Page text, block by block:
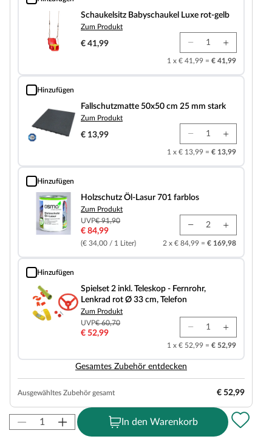
Schaukelsitz Babyschaukel Luxe rot-gelb
Schaukelsitz Babyschaukel Luxe rot-gelb
Zum Produkt
€ 41,99
1 x € 41,99 = € 41,99
Hinzufügen
Fallschutzmatte 50x50 cm 25 mm stark
Fallschutzmatte 50x50 cm 25 mm stark
Zum Produkt
€ 13,99
1 x € 13,99 = € 13,99
Hinzufügen
Holzschutz Öl-Lasur 701 farblos
Holzschutz Öl-Lasur 701 farblos
Zum Produkt
UVP€ 91,90
€ 84,99
(€ 34,00 / 1 Liter) 2 x € 84,99 = € 169,98
Hinzufügen
Spielset 2 inkl. Teleskop - Fernrohr, Lenkrad rot Ø 33 cm, Telefon
Spielset 2 inkl. Teleskop - Fernrohr,
Lenkrad rot Ø 33 cm, Telefon
Zum Produkt
UVP€ 60,70
€ 52,99
1 x € 52,99 = € 52,99
Gesamtes Zubehör entdecken
Ausgewähltes Zubehör gesamt € 52,99
In den Warenkorb